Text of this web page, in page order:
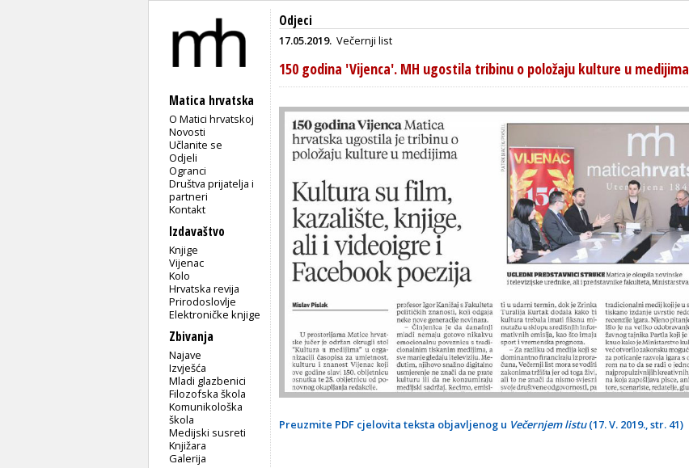
Matica hrvatska
O Matici hrvatskoj
Novosti
Učlanite se
Odjeli
Ogranci
Društva prijatelja i
partneri
Kontakt
Izdavaštvo
Knjige
Vijenac
Kolo
Hrvatska revija
Prirodoslovlje
Elektroničke knjige
Zbivanja
Najave
Izvješća
Mladi glazbenici
Filozofska škola
Komunikološka
škola
Medijski susreti
Knjižara
Galerija
Odjeci
17.05.2019. Večernji list
150 godina 'Vijenca'. MH ugostila tribinu o položaju kulture u medijima
Preuzmite PDF cjelovita teksta objavljenog u Večernjem listu(17. V. 2019., str. 41)